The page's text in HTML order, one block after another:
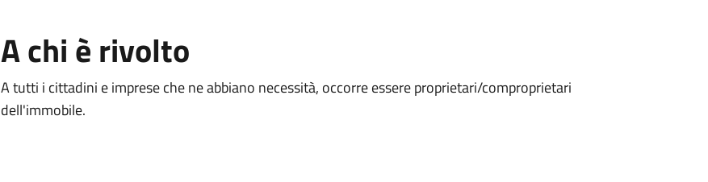
A chi è rivolto
A tutti i cittadini e imprese che ne abbiano necessità, occorre essere proprietari/comproprietari
dell'immobile.